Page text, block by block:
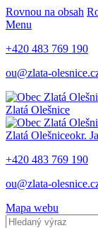
Rovnou na obsah
Menu
+420 483 769 190
ou@zlata-
Zlatá Olešnice
Zlatá Olešniceokr.
+420 483 769 190
ou@zlata-
Mapa webu